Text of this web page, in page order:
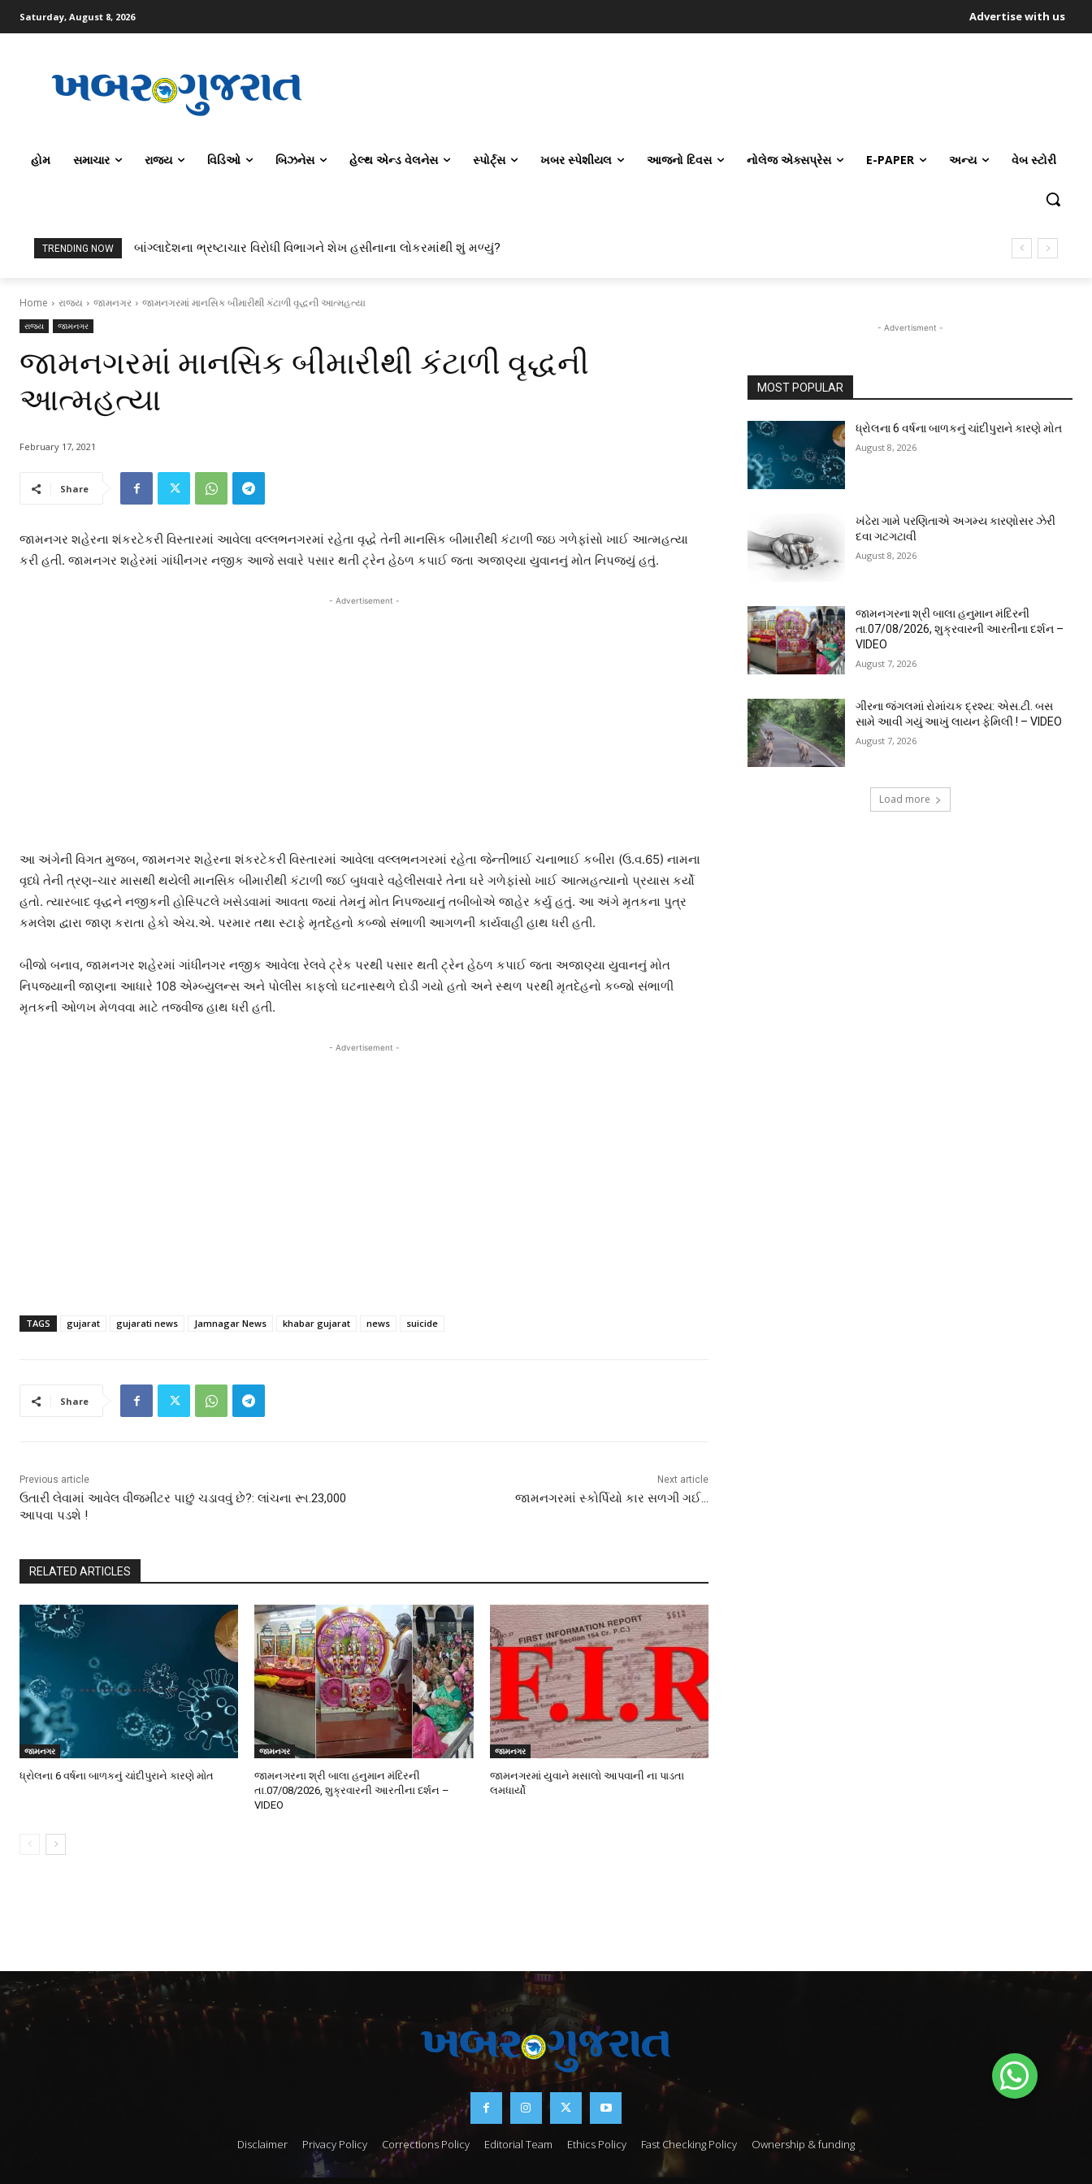
Saturday, August 8, 2026 Advertise with us
હોમ સમાચાર રાજ્ય વિડિઓ બિઝનેસ હેલ્થ એન્ડ વેલનેસ સ્પોર્ટ્સ ખબર સ્પેશીયલ આજનો દિવસ નોલેજ એક્સપ્રેસ E-PAPER અન્ય વેબ સ્ટોરી
TRENDING NOW બાંગ્લાદેશના ભ્રષ્ટાચાર વિરોધી વિભાગને શેખ હસીનાના લોકરમાંથી શું મળ્યું?
Home રાજ્ય જામનગર જામનગરમાં માનસિક બીમારીથી કંટાળી વૃદ્ધની આત્મહત્યા
રાજ્ય જામનગર
જામનગરમાં માનસિક બીમારીથી કંટાળી વૃદ્ધની
આત્મહત્યા
February 17, 2021
Share
જામનગર શહેરના શંકરટેકરી વિસ્તારમાં આવેલા વલ્લભનગરમાં રહેતા વૃદ્ધે તેની માનસિક બીમારીથી કંટાળી જઇ ગળેફાંસો ખાઈ આત્મહત્યા
કરી હતી. જામનગર શહેરમાં ગાંધીનગર નજીક આજે સવારે પસાર થતી ટ્રેન હેઠળ કપાઈ જતા અજાણ્યા યુવાનનું મોત નિપજ્યું હતું.
- Advertisement -
આ અંગેની વિગત મુજબ, જામનગર શહેરના શંકરટેકરી વિસ્તારમાં આવેલા વલ્લભનગરમાં રહેતા જેન્તીભાઈ ચનાભાઈ કબીરા (ઉ.વ.65) નામના
વૃધ્ધે તેની ત્રણ-ચાર માસથી થયેલી માનસિક બીમારીથી કંટાળી જઈ બુધવારે વહેલીસવારે તેના ઘરે ગળેફાંસો ખાઈ આત્મહત્યાનો પ્રયાસ કર્યો
હતો. ત્યારબાદ વૃદ્ધને નજીકની હોસ્પિટલે ખસેડવામાં આવતા જ્યાં તેમનું મોત નિપજ્યાનું તબીબોએ જાહેર કર્યુ હતું. આ અંગે મૃતકના પુત્ર
કમલેશ દ્વારા જાણ કરાતા હેકો એચ.એ. પરમાર તથા સ્ટાફે મૃતદેહનો કબ્જો સંભાળી આગળની કાર્યવાહી હાથ ધરી હતી.
બીજો બનાવ, જામનગર શહેરમાં ગાંધીનગર નજીક આવેલા રેલવે ટ્રેક પરથી પસાર થતી ટ્રેન હેઠળ કપાઈ જતા અજાણ્યા યુવાનનું મોત
નિપજ્યાની જાણના આધારે 108 એમ્બ્યુલન્સ અને પોલીસ કાફલો ઘટનાસ્થળે દોડી ગયો હતો અને સ્થળ પરથી મૃતદેહનો કબ્જો સંભાળી
મૃતકની ઓળખ મેળવવા માટે તજવીજ હાથ ધરી હતી.
- Advertisement -
TAGS gujarat gujarati news Jamnagar News khabar gujarat news suicide
Share
Previous article
ઉતારી લેવામાં આવેલ વીજમીટર પાછું ચડાવવું છે?: લાંચના રૂા.23,000
આપવા પડશે !
Next article
જામનગરમાં સ્કોર્પિયો કાર સળગી ગઈ…
RELATED ARTICLES
જામનગર
ધ્રોલના 6 વર્ષના બાળકનું ચાંદીપુરાને કારણે મોત
જામનગર
જામનગરના શ્રી બાલા હનુમાન મંદિરની
તા.07/08/2026, શુક્રવારની આરતીના દર્શન –
VIDEO
જામનગર
જામનગરમાં યુવાને મસાલો આપવાની ના પાડતા
લમધાર્યો
- Advertisment -
MOST POPULAR
ધ્રોલના 6 વર્ષના બાળકનું ચાંદીપુરાને કારણે મોત
August 8, 2026
ખંઢેરા ગામે પરણિતાએ અગમ્ય કારણોસર ઝેરી
દવા ગટગટાવી
August 8, 2026
જામનગરના શ્રી બાલા હનુમાન મંદિરની
તા.07/08/2026, શુક્રવારની આરતીના દર્શન –
VIDEO
August 7, 2026
ગીરના જંગલમાં રોમાંચક દ્રશ્ય: એસ.ટી. બસ
સામે આવી ગયું આખું લાયન ફેમિલી ! – VIDEO
August 7, 2026
Load more
Disclaimer Privacy Policy Corrections Policy Editorial Team Ethics Policy Fast Checking Policy Ownership & funding